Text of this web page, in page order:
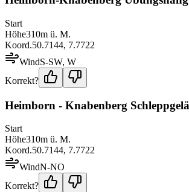
Start
Höhe310m ü. M.
Koord.50.7144, 7.7722
WindS-SW, W
Korrekt?
Heimborn - Knabenberg
Start
Höhe310m ü. M.
Koord.50.7144, 7.7722
WindN-NO
Korrekt?